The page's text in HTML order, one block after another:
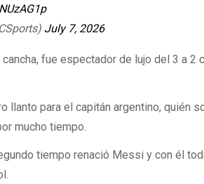
July 7, 2026
fue espectador de lujo del 3 a
llanto para el capitán argentino, quién
mucho tiempo.
tiempo renació Messi y con él